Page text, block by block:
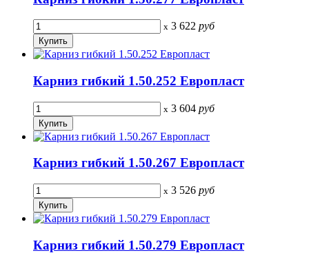
x 3 622 руб
Карниз гибкий 1.50.252 Европласт
x 3 604 руб
Карниз гибкий 1.50.267 Европласт
x 3 526 руб
Карниз гибкий 1.50.279 Европласт